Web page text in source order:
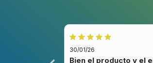
30/01/26
Bien el producto y el